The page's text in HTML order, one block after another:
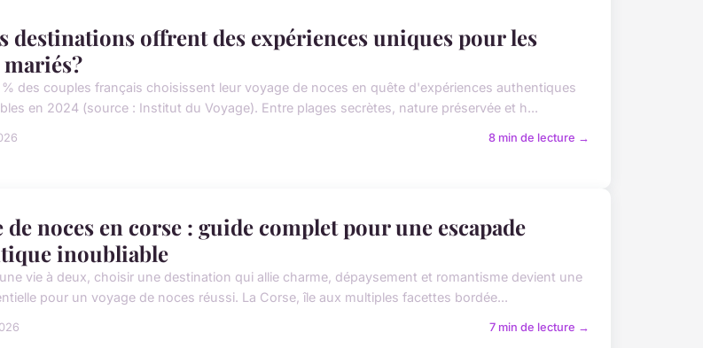
destinations offrent des expériences uniques pour les
% des couples français choisissent leur voyage de noces en quête d'expériences authentiques
en 2024 (source : Institut du Voyage). Entre plages secrètes, nature préservée et h...
8 min de lecture →
de noces en corse : guide complet pour une escapade
inoubliable
vie à deux, choisir une destination qui allie charme, dépaysement et romantisme devient une
pour un voyage de noces réussi. La Corse, île aux multiples facettes bordée...
7 min de lecture →